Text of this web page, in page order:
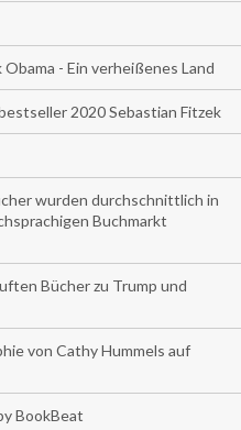
Obama - Ein verheißenes Land
2020 Sebastian Fitzek
wurden durchschnittlich in
Buchmarkt
Bücher zu Trump und
von Cathy Hummels auf
BookBeat